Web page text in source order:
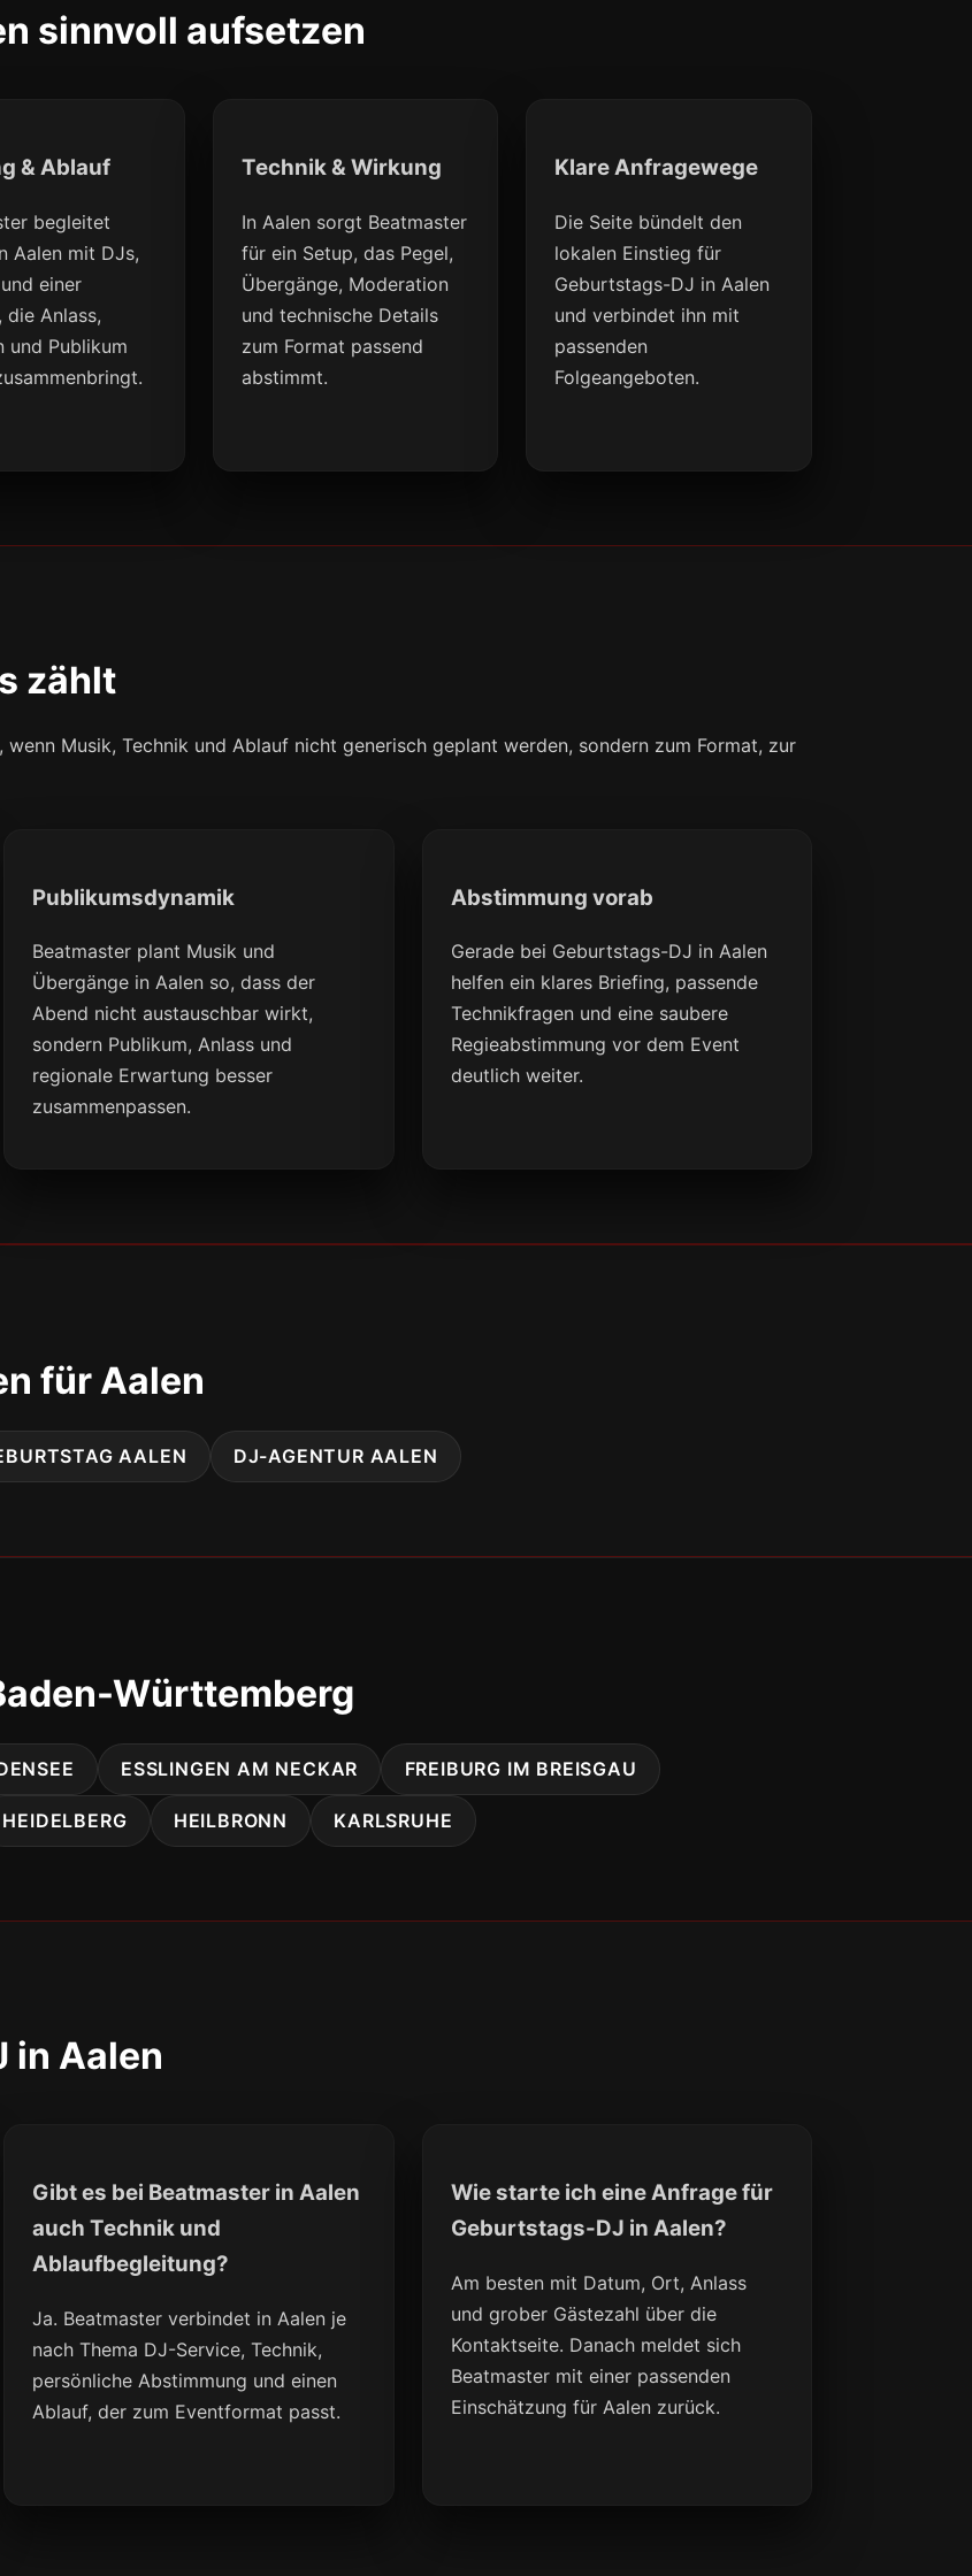
sinnvoll aufsetzen
& Ablauf
begleitet
Aalen mit DJs,
einer
die Anlass,
und Publikum
Technik & Wirkung
In Aalen sorgt Beatmaster
für ein Setup, das Pegel,
Übergänge, Moderation
und technische Details
zum Format passend
abstimmt.
Klare Anfragewege
Die Seite bündelt den
lokalen Einstieg für
Geburtstags-DJ in Aalen
und verbindet ihn mit
passenden
Folgeangeboten.
zählt
Musik, Technik und Ablauf nicht generisch geplant werden, sondern zum Format, zur
Publikumsdynamik
Beatmaster plant Musik und
Übergänge in Aalen so, dass der
Abend nicht austauschbar wirkt,
sondern Publikum, Anlass und
regionale Erwartung besser
zusammenpassen.
Abstimmung vorab
Gerade bei Geburtstags-DJ in Aalen
helfen ein klares Briefing, passende
Technikfragen und eine saubere
Regieabstimmung vor dem Event
deutlich weiter.
für Aalen
AALEN DJ-AGENTUR AALEN
Württemberg
ESSLINGEN AM NECKAR FREIBURG IM BREISGAU
HEIDELBERG HEILBRONN KARLSRUHE
in Aalen
Gibt es bei Beatmaster in Aalen
auch Technik und
Ablaufbegleitung?
Ja. Beatmaster verbindet in Aalen je
nach Thema DJ-Service, Technik,
persönliche Abstimmung und einen
Ablauf, der zum Eventformat passt.
Wie starte ich eine Anfrage für
Geburtstags-DJ in Aalen?
Am besten mit Datum, Ort, Anlass
und grober Gästezahl über die
Kontaktseite. Danach meldet sich
Beatmaster mit einer passenden
Einschätzung für Aalen zurück.